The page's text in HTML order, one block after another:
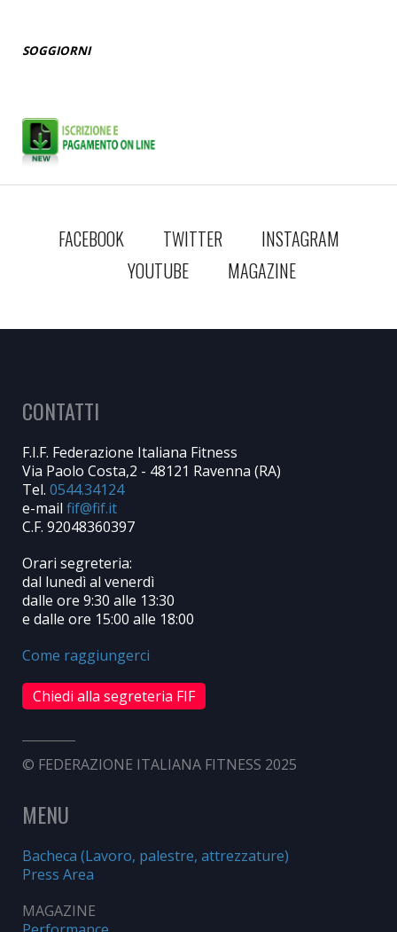
SOGGIORNI
FACEBOOK TWITTER
INSTAGRAM
YOUTUBE
MAGAZINE
CONTATTI
F.I.F. Federazione Italiana Fitness
Via Paolo Costa,2 - 48121 Ravenna (RA)
Tel. 0544.34124
e-mail
C.F. 92048360397
Orari segreteria:
dal lunedì al venerdì
dalle ore 9:30 alle 13:30
e dalle ore 15:00 alle 18:00
Come raggiungerci
Chiedi alla segreteria FIF
© FEDERAZIONE ITALIANA FITNESS 2025
MENU
Bacheca (Lavoro, palestre, attrezzature)
Press Area
MAGAZINE